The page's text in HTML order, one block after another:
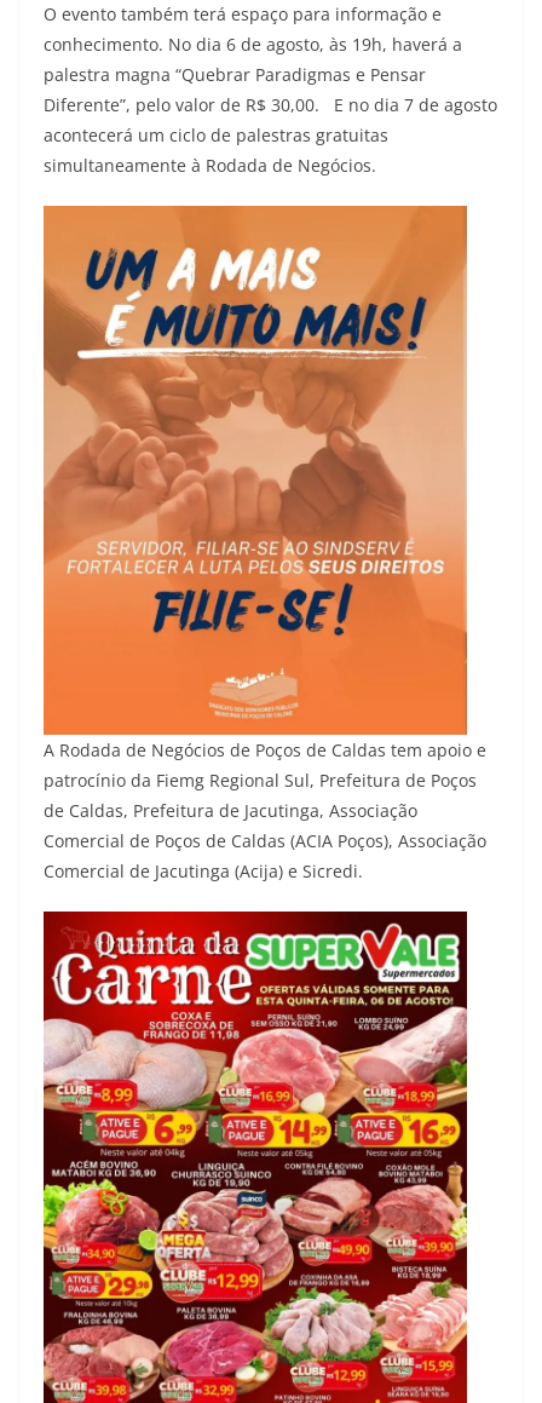
O evento também terá espaço para informação e
conhecimento. No dia 6 de agosto, às 19h, haverá a
palestra magna “Quebrar Paradigmas e Pensar
Diferente”, pelo valor de R$ 30,00. E no dia 7 de agosto
acontecerá um ciclo de palestras gratuitas
simultaneamente à Rodada de Negócios.
A Rodada de Negócios de Poços de Caldas tem apoio e
patrocínio da Fiemg Regional Sul, Prefeitura de Poços
de Caldas, Prefeitura de Jacutinga, Associação
Comercial de Poços de Caldas (ACIA Poços), Associação
Comercial de Jacutinga (Acija) e Sicredi.